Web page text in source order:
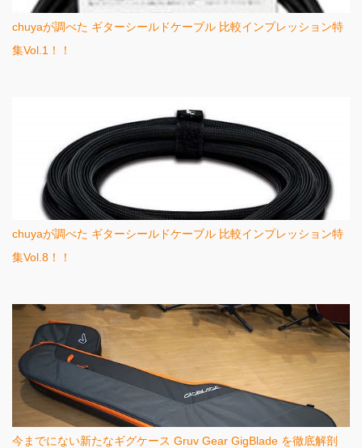
chuyaが調べた ギターシールドケーブル 比較インプレッション特
集Vol.1！！
chuyaが調べた ギターシールドケーブル 比較インプレッション特
集Vol.8！！
今までにない新たなギグケース Gruv Gear GigBlade を徹底解剖